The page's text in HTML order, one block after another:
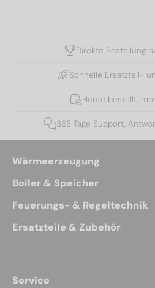
Direkte Bestellung
Schnelle Ersatzteil-
Heute bestellt,
365 Tage Support,
Wärmeerzeugung
Boiler & Speicher
Feuerungs- & Regeltechnik
Ersatzteile & Zubehör
Service